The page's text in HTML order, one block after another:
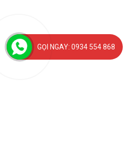
GỌI NGAY: 0934 554 868